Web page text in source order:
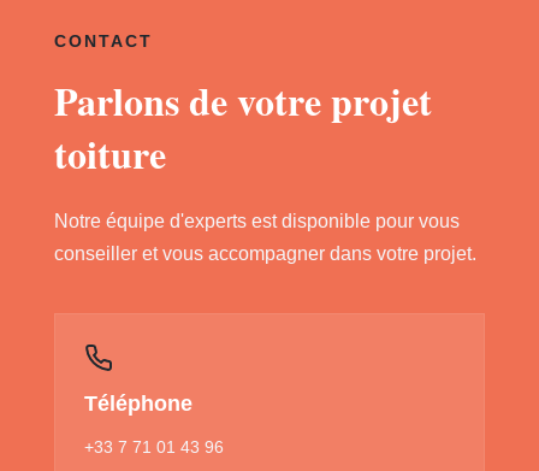
CONTACT
Parlons de votre projet
toiture
Notre équipe d'experts est disponible pour vous
conseiller et vous accompagner dans votre projet.
Téléphone
+33 7 71 01 43 96